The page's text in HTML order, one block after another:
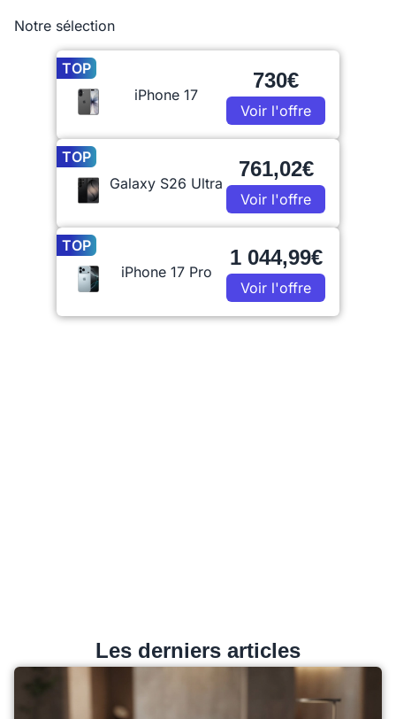
Notre sélection
TOP
iPhone 17
730€
Voir l'offre
TOP
Galaxy S26 Ultra
761,02€
Voir l'offre
TOP
iPhone 17 Pro
1 044,99€
Voir l'offre
Les derniers articles